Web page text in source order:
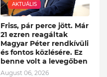
AKTUÁLIS
Friss, pár perce jött. Már
21 ezren reagáltak
Magyar Péter rendkívüli
és fontos közlésére. Ez
benne volt a levegőben
August 06, 2026